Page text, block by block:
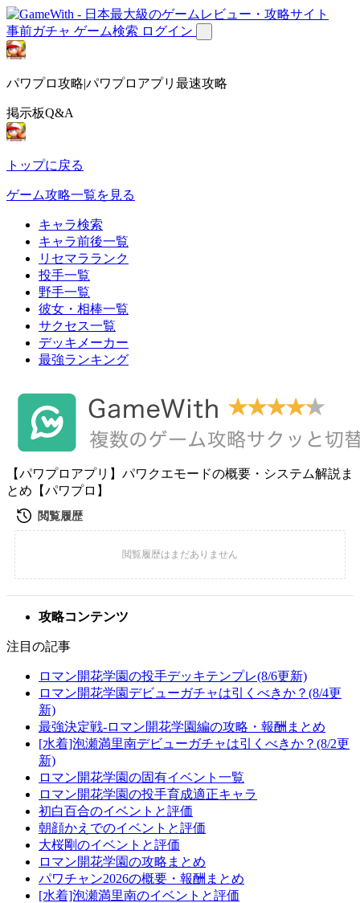
事前ガチャ ゲーム検索 ログイン
パワプロ攻略|パワプロアプリ最速攻略
掲示板Q&A
トップに戻る
ゲーム攻略一覧を見る
キャラ検索
キャラ前後一覧
リセマラランク
投手一覧
野手一覧
彼女・相棒一覧
サクセス一覧
デッキメーカー
最強ランキング
【パワプロアプリ】パワクエモードの概要・システム解説ま
とめ【パワプロ】
攻略コンテンツ
注目の記事
ロマン開花学園の投手デッキテンプレ(8/6更新)
ロマン開花学園デビューガチャは引くべきか？(8/4更
新)
最強決定戦-ロマン開花学園編の攻略・報酬まとめ
[水着]泡瀬満里南デビューガチャは引くべきか？(8/2更
新)
ロマン開花学園の固有イベント一覧
ロマン開花学園の投手育成適正キャラ
初白百合のイベントと評価
朝顔かえでのイベントと評価
大桜剛のイベントと評価
ロマン開花学園の攻略まとめ
パワチャン2026の概要・報酬まとめ
[水着]泡瀬満里南のイベントと評価